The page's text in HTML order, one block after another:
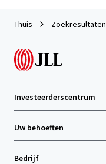
Thuis Zoekresultaten
Investeerderscentrum
Uw behoeften
Bedrijf